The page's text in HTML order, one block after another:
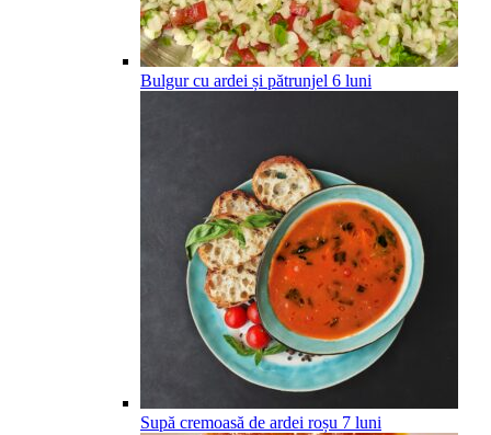
Bulgur cu ardei și pătrunjel 6 luni
Supă cremoasă de ardei roșu 7 luni